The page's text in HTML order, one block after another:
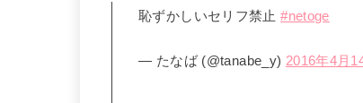
恥ずかしいセリフ禁止#netoge
— たなば (@tanabe_y) 2016年4月